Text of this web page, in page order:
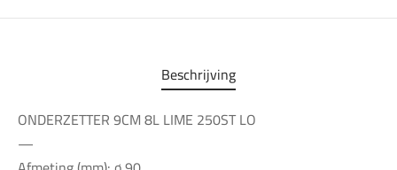
Beschrijving
ONDERZETTER 9CM 8L LIME 250ST LO
—